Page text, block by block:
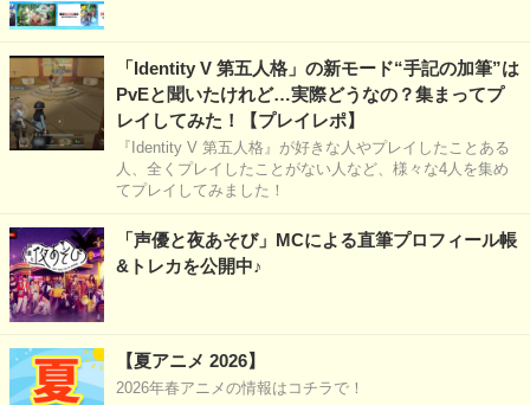
「Identity V 第五人格」の新モード“手記の加筆”は
PvEと聞いたけれど…実際どうなの？集まってプ
レイしてみた！【プレイレポ】
『Identity V 第五人格』が好きな人やプレイしたことある
人、全くプレイしたことがない人など、様々な4人を集め
てプレイしてみました！
「声優と夜あそび」MCによる直筆プロフィール帳
&トレカを公開中♪
【夏アニメ 2026】
2026年春アニメの情報はコチラで！